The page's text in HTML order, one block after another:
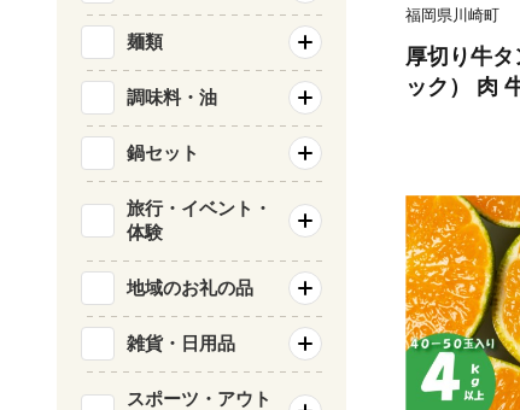
福岡県川崎町
厚切り牛
ック） 肉
個包装 味
くだけ 簡
ドア 訳あ
いやすい
たん 福岡
麺類
調味料・油
鍋セット
旅行・イベント・
体験
地域のお礼の品
雑貨・日用品
スポーツ・アウト